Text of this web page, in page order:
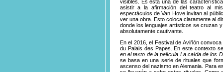
visibles. Es ésta una de las
asistir a la afirmación del teatro al
espectáculos de Van Hove invitan al
ver una obra. Esto coloca claramente al
donde los lenguajes artísticos se cruzan
absolutamente cautivante.
En el 2016, el Festival de Aviñón
du Palais des Papes. En este contexto
en el texto de la película La caída de los
se basa en una serie de rituales que
ascenso del nazismo en Alemania. Para